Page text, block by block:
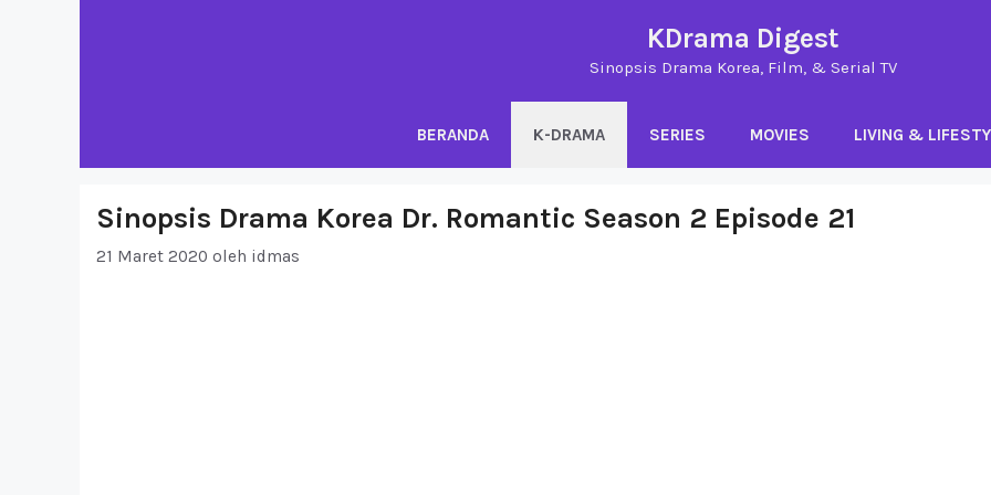
KDrama Digest
Sinopsis Drama Korea, Film, & Serial TV
BERANDA K-DRAMA SERIES MOVIES LIVING &
Sinopsis Drama Korea Dr. Romantic Season 2 Episode 21
21 Maret 2020 oleh idmas